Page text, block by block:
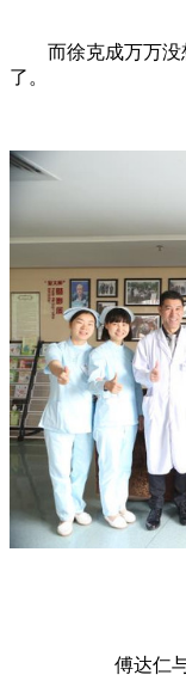
而徐克成万万没
了。
傅达仁